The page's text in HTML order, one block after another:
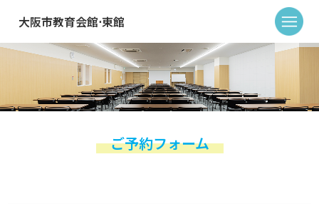
大阪市教育会館⋅東館
ご予約フォーム